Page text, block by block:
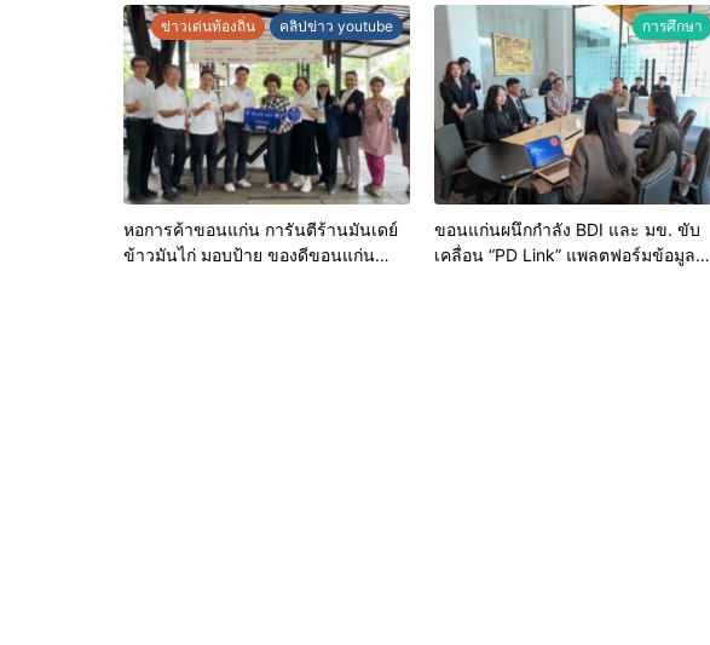
สัมพันธ์อันดีของหน่วยงานใน
กระบวนการยุติธรรม
อัคคีภัยตามมาตรฐานสากล
ข่าวเด่นท้องถิ่น คลิปข่าว youtube
หอการค้าขอนแก่น การันตีร้านมันเดย์
ข้าวมันไก่ มอบป้าย ของดีขอนแก่น
การศึกษา
ขอนแก่นผนึกกำลัง BDI และ มข. ขับ
เคลื่อน “PD Link” แพลตฟอร์มข้อมูล